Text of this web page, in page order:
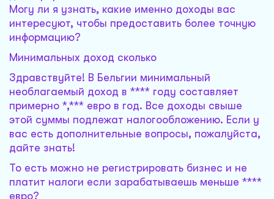
Могу ли я узнать, какие именно доходы вас
интересуют, чтобы предоставить более точную
информацию?
Минимальных доход сколько
Здравствуйте! В Бельгии минимальный
необлагаемый доход в **** году составляет
примерно *,*** евро в год. Все доходы свыше
этой суммы подлежат налогообложению. Если у
вас есть дополнительные вопросы, пожалуйста,
дайте знать!
То есть можно не регистрировать бизнес и не
платит налоги если зарабатываешь меньше ****
евро?